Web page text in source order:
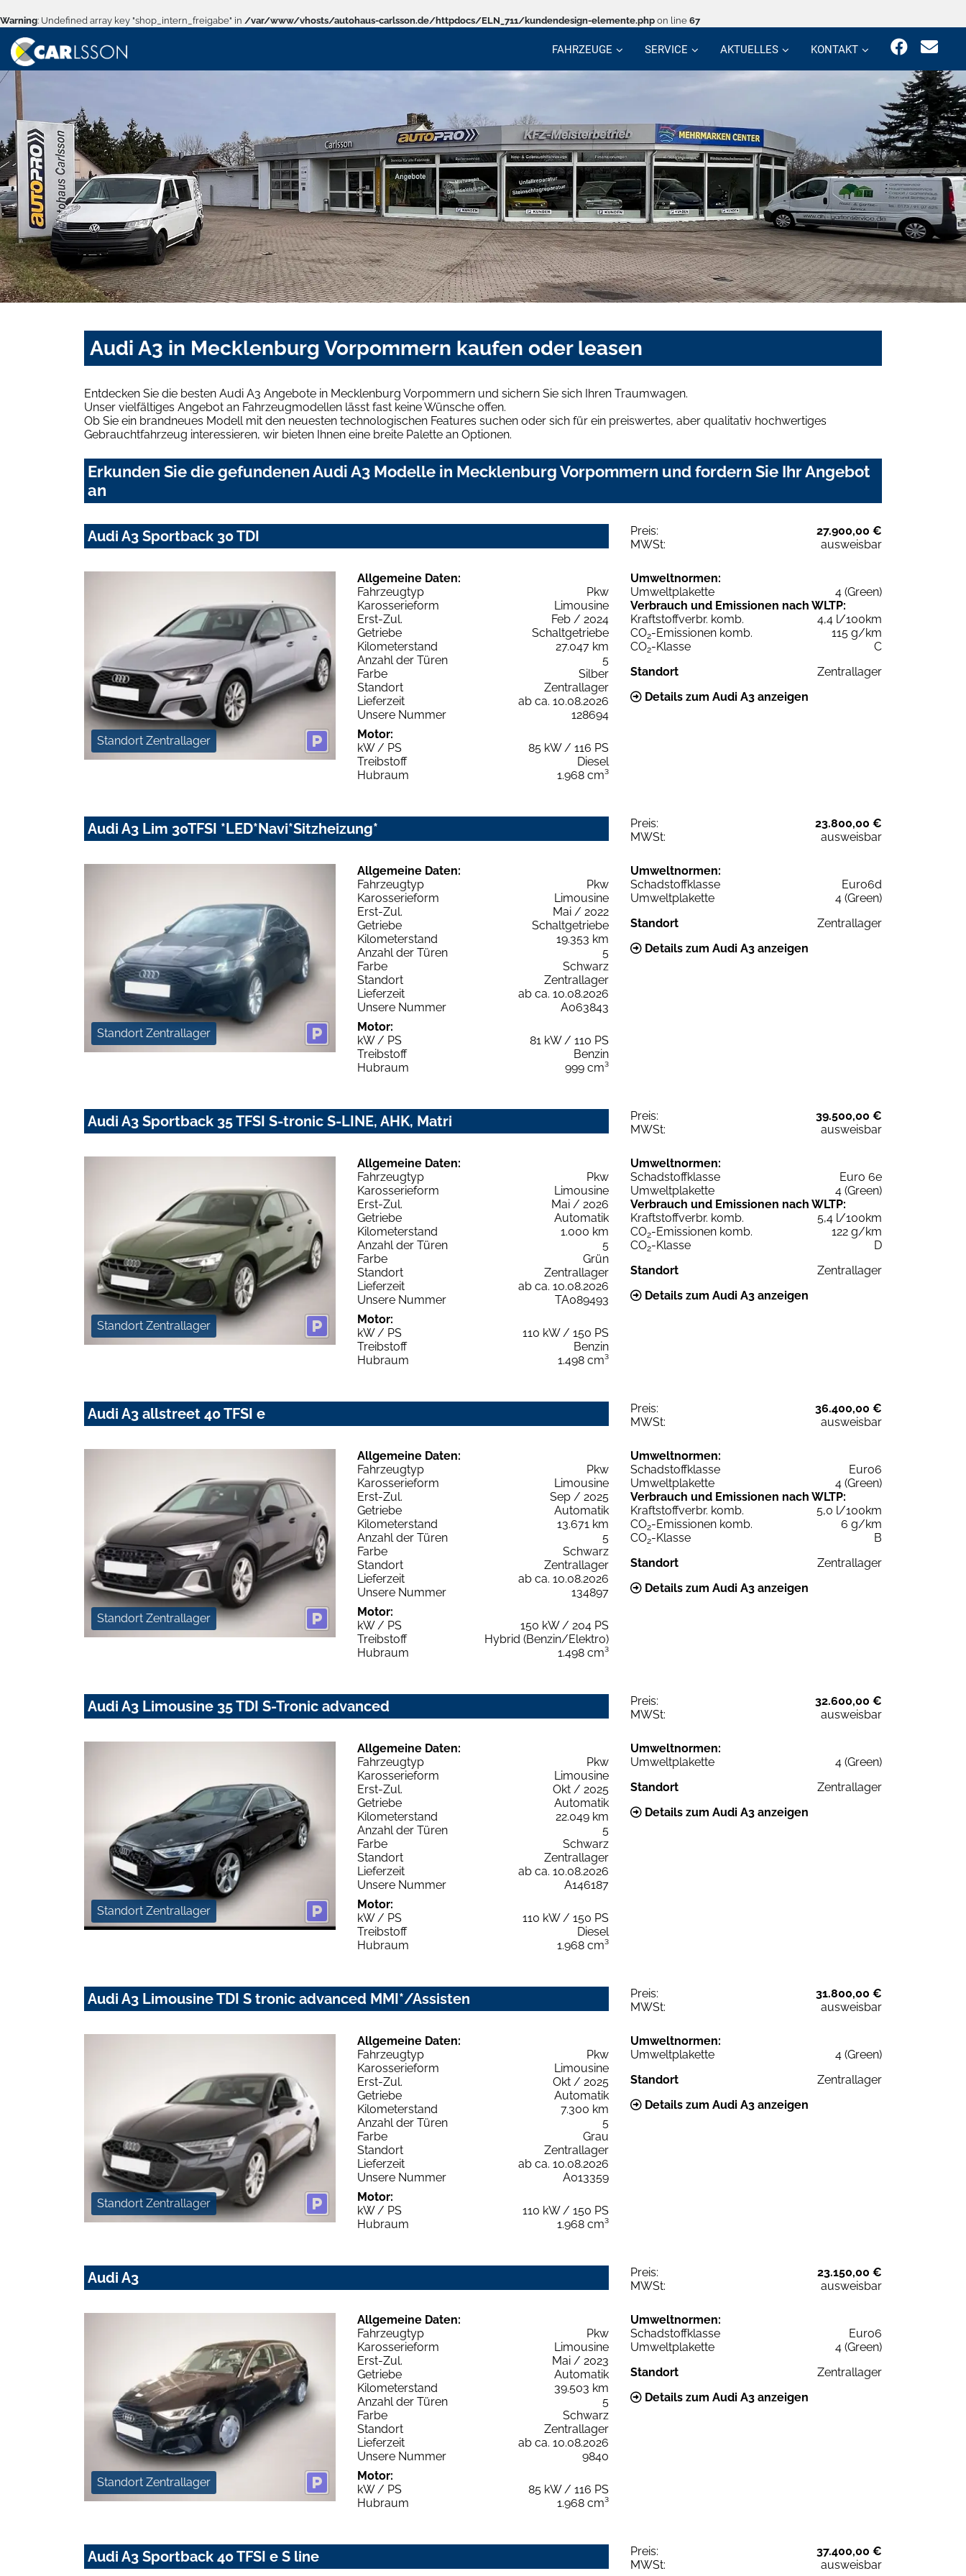
Warning: Undefined array key "shop_intern_freigabe" in /var/www/vhosts/autohaus-carlsson.de/httpdocs/ELN_711/kundendesign-elemente.php on line 67
FAHRZEUGE SERVICE AKTUELLES KONTAKT
Audi A3 in Mecklenburg Vorpommern kaufen oder leasen
Entdecken Sie die besten Audi A3 Angebote in Mecklenburg Vorpommern und sichern Sie sich Ihren Traumwagen.
Unser vielfältiges Angebot an Fahrzeugmodellen lässt fast keine Wünsche offen.
Ob Sie ein brandneues Modell mit den neuesten technologischen Features suchen oder sich für ein preiswertes, aber qualitativ hochwertiges
Gebrauchtfahrzeug interessieren, wir bieten Ihnen eine breite Palette an Optionen.
Erkunden Sie die gefundenen Audi A3 Modelle in Mecklenburg Vorpommern und fordern Sie Ihr Angebot
an
Audi A3 Sportback 30 TDI Preis:
27.900,00 €
MWSt:
ausweisbar
Standort Zentrallager
Allgemeine Daten:
Fahrzeugtyp
Pkw
Karosserieform
Limousine
Erst-Zul.
Feb / 2024
Getriebe
Schaltgetriebe
Kilometerstand
27.047 km
Anzahl der Türen
5
Farbe
Silber
Standort
Zentrallager
Lieferzeit
ab ca. 10.08.2026
Unsere Nummer
128694
Motor:
kW / PS
85 kW / 116 PS
Treibstoff
Diesel
Hubraum
1.968 cm³
Umweltnormen:
Umweltplakette
4 (Green)
Verbrauch und Emissionen nach WLTP:
Kraftstoffverbr. komb.
4,4 l/100km
CO2-Emissionen komb.
115 g/km
CO2-Klasse
C
Standort
Zentrallager
Details zum Audi A3 anzeigen
Audi A3 Lim 30TFSI *LED*Navi*Sitzheizung* Preis:
23.800,00 €
MWSt:
ausweisbar
Standort Zentrallager
Allgemeine Daten:
Fahrzeugtyp
Pkw
Karosserieform
Limousine
Erst-Zul.
Mai / 2022
Getriebe
Schaltgetriebe
Kilometerstand
19.353 km
Anzahl der Türen
5
Farbe
Schwarz
Standort
Zentrallager
Lieferzeit
ab ca. 10.08.2026
Unsere Nummer
A063843
Motor:
kW / PS
81 kW / 110 PS
Treibstoff
Benzin
Hubraum
999 cm³
Umweltnormen:
Schadstoffklasse
Euro6d
Umweltplakette
4 (Green)
Standort
Zentrallager
Details zum Audi A3 anzeigen
Audi A3 Sportback 35 TFSI S-tronic S-LINE, AHK, Matri Preis:
39.500,00 €
MWSt:
ausweisbar
Standort Zentrallager
Allgemeine Daten:
Fahrzeugtyp
Pkw
Karosserieform
Limousine
Erst-Zul.
Mai / 2026
Getriebe
Automatik
Kilometerstand
1.000 km
Anzahl der Türen
5
Farbe
Grün
Standort
Zentrallager
Lieferzeit
ab ca. 10.08.2026
Unsere Nummer
TA089493
Motor:
kW / PS
110 kW / 150 PS
Treibstoff
Benzin
Hubraum
1.498 cm³
Umweltnormen:
Schadstoffklasse
Euro 6e
Umweltplakette
4 (Green)
Verbrauch und Emissionen nach WLTP:
Kraftstoffverbr. komb.
5,4 l/100km
CO2-Emissionen komb.
122 g/km
CO2-Klasse
D
Standort
Zentrallager
Details zum Audi A3 anzeigen
Audi A3 allstreet 40 TFSI e Preis:
36.400,00 €
MWSt:
ausweisbar
Standort Zentrallager
Allgemeine Daten:
Fahrzeugtyp
Pkw
Karosserieform
Limousine
Erst-Zul.
Sep / 2025
Getriebe
Automatik
Kilometerstand
13.671 km
Anzahl der Türen
5
Farbe
Schwarz
Standort
Zentrallager
Lieferzeit
ab ca. 10.08.2026
Unsere Nummer
134897
Motor:
kW / PS
150 kW / 204 PS
Treibstoff
Hybrid (Benzin/Elektro)
Hubraum
1.498 cm³
Umweltnormen:
Schadstoffklasse
Euro6
Umweltplakette
4 (Green)
Verbrauch und Emissionen nach WLTP:
Kraftstoffverbr. komb.
5,0 l/100km
CO2-Emissionen komb.
6 g/km
CO2-Klasse
B
Standort
Zentrallager
Details zum Audi A3 anzeigen
Audi A3 Limousine 35 TDI S-Tronic advanced Preis:
32.600,00 €
MWSt:
ausweisbar
Standort Zentrallager
Allgemeine Daten:
Fahrzeugtyp
Pkw
Karosserieform
Limousine
Erst-Zul.
Okt / 2025
Getriebe
Automatik
Kilometerstand
22.049 km
Anzahl der Türen
5
Farbe
Schwarz
Standort
Zentrallager
Lieferzeit
ab ca. 10.08.2026
Unsere Nummer
A146187
Motor:
kW / PS
110 kW / 150 PS
Treibstoff
Diesel
Hubraum
1.968 cm³
Umweltnormen:
Umweltplakette
4 (Green)
Standort
Zentrallager
Details zum Audi A3 anzeigen
Audi A3 Limousine TDI S tronic advanced MMI*/Assisten Preis:
31.800,00 €
MWSt:
ausweisbar
Standort Zentrallager
Allgemeine Daten:
Fahrzeugtyp
Pkw
Karosserieform
Limousine
Erst-Zul.
Okt / 2025
Getriebe
Automatik
Kilometerstand
7.300 km
Anzahl der Türen
5
Farbe
Grau
Standort
Zentrallager
Lieferzeit
ab ca. 10.08.2026
Unsere Nummer
A013359
Motor:
kW / PS
110 kW / 150 PS
Hubraum
1.968 cm³
Umweltnormen:
Umweltplakette
4 (Green)
Standort
Zentrallager
Details zum Audi A3 anzeigen
Audi A3 Preis:
23.150,00 €
MWSt:
ausweisbar
Standort Zentrallager
Allgemeine Daten:
Fahrzeugtyp
Pkw
Karosserieform
Limousine
Erst-Zul.
Mai / 2023
Getriebe
Automatik
Kilometerstand
39.503 km
Anzahl der Türen
5
Farbe
Schwarz
Standort
Zentrallager
Lieferzeit
ab ca. 10.08.2026
Unsere Nummer
9840
Motor:
kW / PS
85 kW / 116 PS
Hubraum
1.968 cm³
Umweltnormen:
Schadstoffklasse
Euro6
Umweltplakette
4 (Green)
Standort
Zentrallager
Details zum Audi A3 anzeigen
Audi A3 Sportback 40 TFSI e S line Preis:
37.400,00 €
MWSt:
ausweisbar